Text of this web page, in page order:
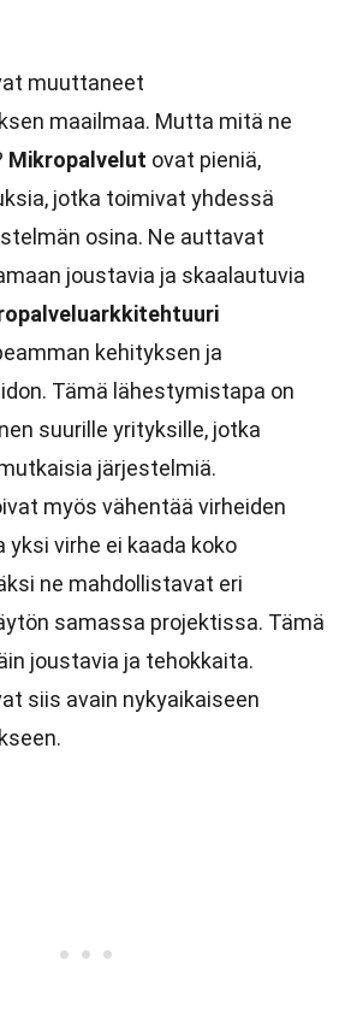
muuttaneet
maailmaa. Mutta mitä ne
Mikropalvelut ovat pieniä,
jotka toimivat yhdessä
osina. Ne auttavat
joustavia ja skaalautuvia
kehityksen ja
Tämä lähestymistapa on
suurille yrityksille, jotka
järjestelmiä.
myös vähentää virheiden
virhe ei kaada koko
ne mahdollistavat eri
samassa projektissa. Tämä
joustavia ja tehokkaita.
siis avain nykyaikaiseen